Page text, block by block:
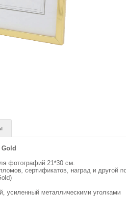
Gold
фотографий 21*30 см.
сертификатов, наград и другой
усиленный металлическими уголками